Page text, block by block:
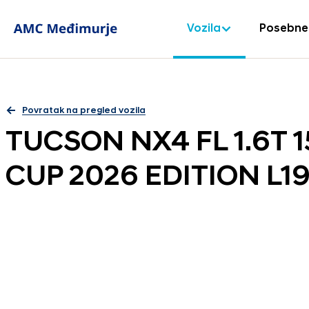
Vozila
Povratak na pregled vozila
TUCSON NX4 FL 1.6T
CUP 2026 EDITION